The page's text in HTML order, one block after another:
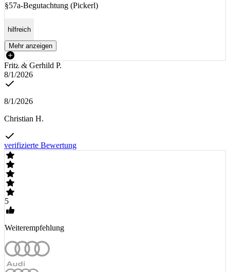
§57a-Begutachtung (Pickerl)
hilfreich
Mehr anzeigen
Fritz & Gerhild P.
8/1/2026
8/1/2026
Christian H.
verifizierte Bewertung
5
Weiterempfehlung